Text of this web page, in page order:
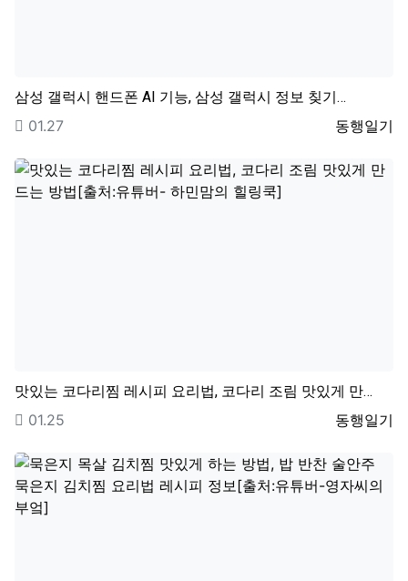
삼성 갤럭시 핸드폰 AI 기능, 삼성 갤럭시 정보 칮기…
등록자
동행일기
등록일
01.27
맛있는 코다리찜 레시피 요리법, 코다리 조림 맛있게 만…
등록자
동행일기
등록일
01.25